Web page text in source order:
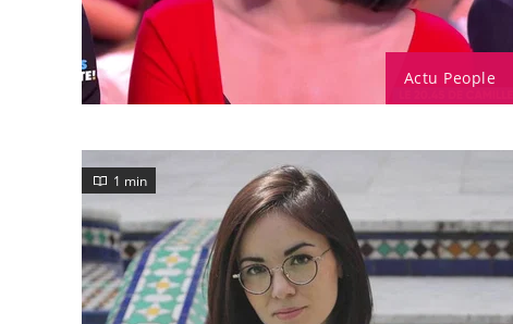
Actu People
1 min